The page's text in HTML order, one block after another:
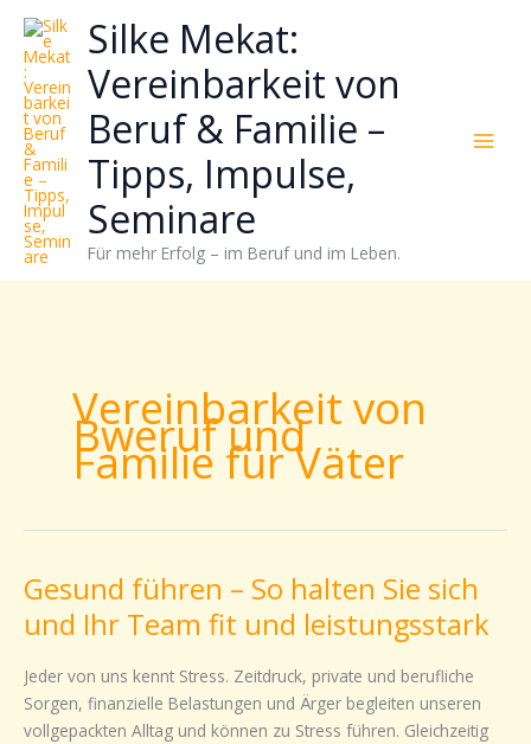
Zum
Inhalt
springen
Silke Mekat:
Vereinbarkeit von
Beruf & Familie –
Tipps, Impulse,
Seminare
Für mehr Erfolg – im Beruf und im Leben.
Vereinbarkeit von
Bweruf und
Familie für Väter
Gesund führen – So halten Sie sich
und Ihr Team fit und leistungsstark
Jeder von uns kennt Stress. Zeitdruck, private und berufliche
Sorgen, finanzielle Belastungen und Ärger begleiten unseren
vollgepackten Alltag und können zu Stress führen. Gleichzeitig
Gesund
führen
–
So
halten
Sie
wie
sich
Stress
reduzieren
Energie
gezielter
einsetzen
lässt?
Einfach